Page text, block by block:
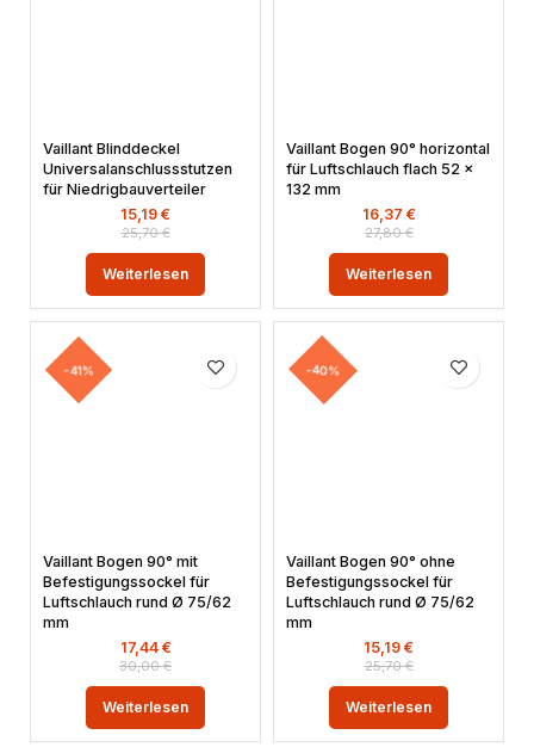
Vaillant Blinddeckel
Universalanschlussstutzen
für Niedrigbauverteiler
25,70€
15,19 €
Weiterlesen
Vaillant Bogen 90° horizontal
für Luftschlauch flach 52 x
132 mm
27,80€
16,37 €
Weiterlesen
-41%
Vaillant Bogen 90° mit
Befestigungssockel für
Luftschlauch rund Ø 75/62
mm
30,00€
17,44 €
Weiterlesen
-40%
Vaillant Bogen 90° ohne
Befestigungssockel für
Luftschlauch rund Ø 75/62
mm
25,70€
15,19 €
Weiterlesen